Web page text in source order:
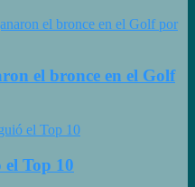
el bronce en el Golf
el Top 10